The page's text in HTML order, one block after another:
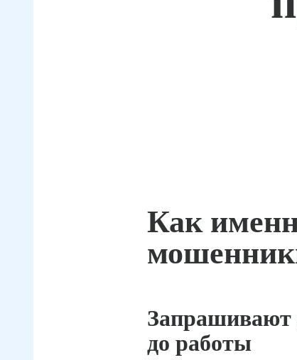
Как
Запрашивают
до работы